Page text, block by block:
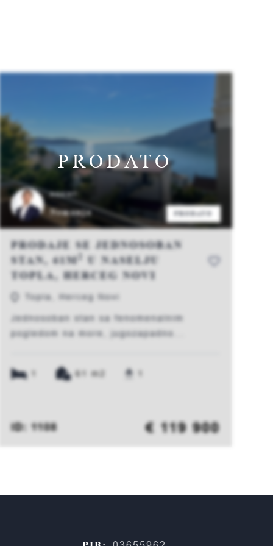
PRODATO
AGENT:
Nemanja PRODATO
PRODAJE SE JEDNOSOBAN
STAN, 61M
U NASELJU
TOPLA, HERCEG NOVI
Topla, Herceg Novi
Jednosoban stan sa fenomenalnim
pogledom na more, jugozapadno...
61 m2
ID: 1108 € 119 900